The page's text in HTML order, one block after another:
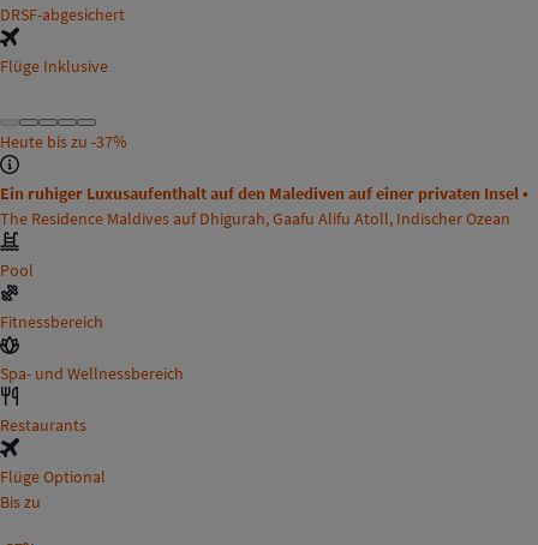
DRSF-abgesichert
Flüge Inklusive
Heute bis zu -37%
Ein ruhiger Luxusaufenthalt auf den Malediven auf einer privaten Insel •
The Residence Maldives auf Dhigurah, Gaafu Alifu Atoll, Indischer Ozean
Pool
Fitnessbereich
Spa- und Wellnessbereich
Restaurants
Flüge Optional
Bis zu